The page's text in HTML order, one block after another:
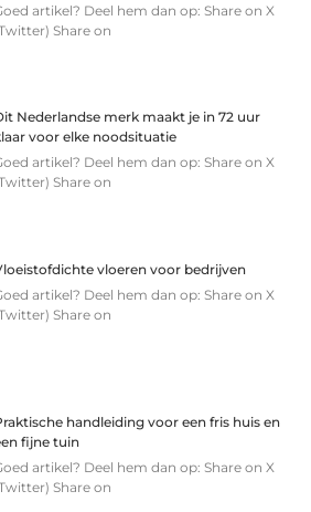
artikel? Deel hem dan op: Share on X
Share on
Nederlandse merk maakt je in 72 uur
voor elke noodsituatie
artikel? Deel hem dan op: Share on X
Share on
vloeren voor bedrijven
artikel? Deel hem dan op: Share on X
Share on
handleiding voor een fris huis en
fijne tuin
artikel? Deel hem dan op: Share on X
Share on